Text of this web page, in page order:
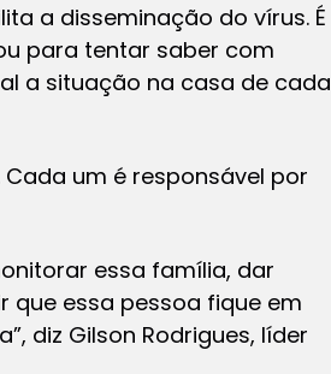
a disseminação do vírus. É
para tentar saber com
a situação na casa de cada
um é responsável por
essa família, dar
que essa pessoa fique em
diz Gilson Rodrigues, líder